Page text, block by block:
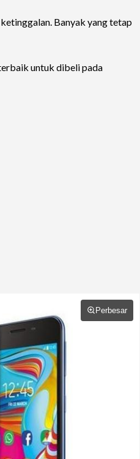
Banyak yang tetap
untuk dibeli pada
Perbesar